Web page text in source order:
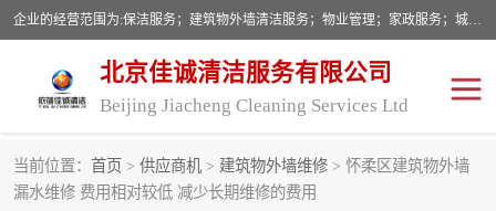
企业的经营范围为:保洁服务；建筑物外墙清洁服务；物业管理；家政服务；城市园林绿化；劳务分包；技术开发、技术转让、技术服务；销售保洁设备、卫生用品、化工产品（不含危险化学品及一类易制毒化学品）、日用品、办公设备、建筑材料、装饰材料；图文设计；清洁服务（不含餐具消毒）；中央空调维修；工程设计；施工总承包；专业承包。
北京佳诚清洁服务有限公司
Beijing Jiacheng Cleaning Services Ltd
当前位置： 首页 > 供应商机 > 建筑物外墙维修 > 怀柔区建筑物外墙
漏水维修 费用相对较低 减少长期维修的费用
外墙清洗 开荒保洁